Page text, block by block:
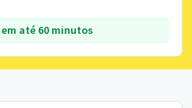
até 60 minutos